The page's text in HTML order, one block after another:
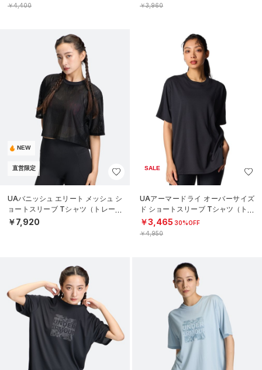
￥4,400
￥3,960
NEW
直営限定
UAバニッシュ エリート メッシュ シ
ョートスリーブ Tシャツ（トレーニ
ング/WOMEN）
￥7,920
SALE
UAアーマードライ オーバーサイズ
ド ショートスリーブ Tシャツ（トレ
ーニング/WOMEN）
￥3,465 30%OFF
￥4,950